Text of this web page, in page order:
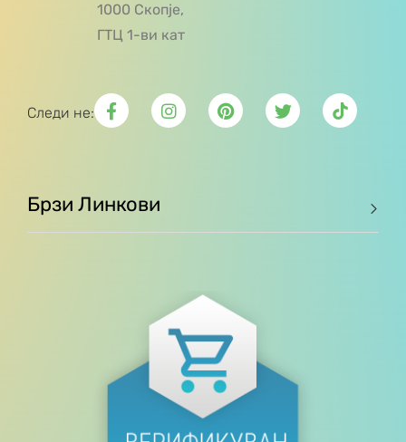
1000 Скопје,
ГТЦ 1-ви кат
Следи не:
Брзи Линкови